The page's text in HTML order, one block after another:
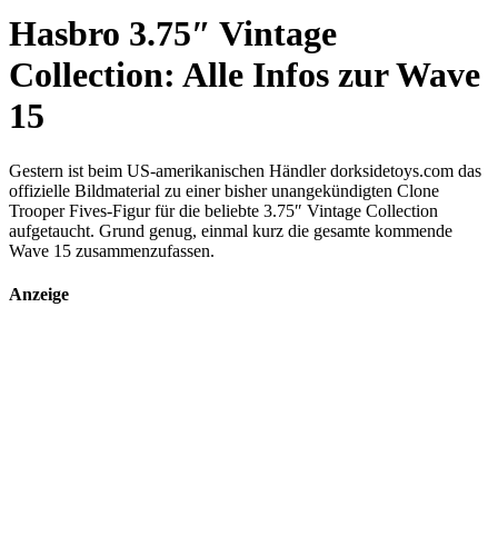
Hasbro 3.75″ Vintage
Collection: Alle Infos zur Wave
15
Gestern ist beim US-amerikanischen Händler dorksidetoys.com das
offizielle Bildmaterial zu einer bisher unangekündigten Clone
Trooper Fives-Figur für die beliebte 3.75″ Vintage Collection
aufgetaucht. Grund genug, einmal kurz die gesamte kommende
Wave 15 zusammenzufassen.
Anzeige